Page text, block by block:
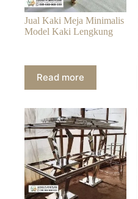
Jual Kaki Meja Minimalis
Model Kaki Lengkung
Read more